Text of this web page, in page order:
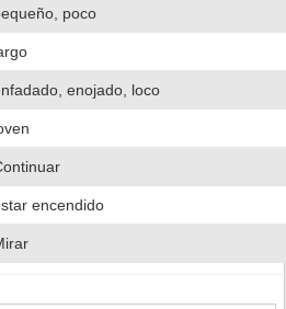
poco
enojado, loco
encendido